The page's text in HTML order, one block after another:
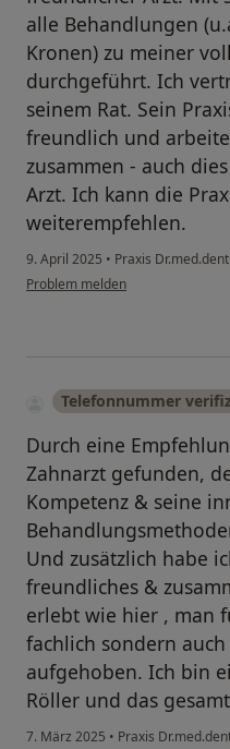
alle Behandlungen
Kronen) zu meiner
durchgeführt. Ich
seinem Rat. Sein
freundlich und
zusammen - auch
Arzt. Ich kann die
weiterempfehlen.
9. April 2025 • Praxis
Problem melden
Telefonnummer
Durch eine
Zahnarzt gefunden,
Kompetenz & seine
Und zusätzlich habe
freundliches &
erlebt wie hier , man
fachlich sondern
aufgehoben. Ich bin
Röller und das
7. März 2025 • Praxis